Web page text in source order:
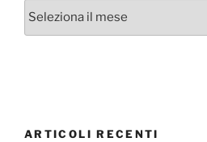
ARTICOLI RECENTI